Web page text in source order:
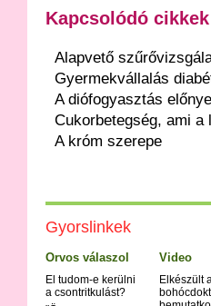
Kapcsolódó cikkek
Alapvető
Gyermekvállalás
A diófogyasztás
Cukorbetegség, ami
A króm szerepe
Gyorslinkek
Orvos válaszol
El tudom-e kerülni
a csontritkulást?
Video
Elkészült